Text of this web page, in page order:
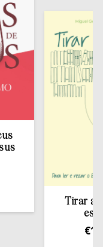
Tirar a
estante
13,50